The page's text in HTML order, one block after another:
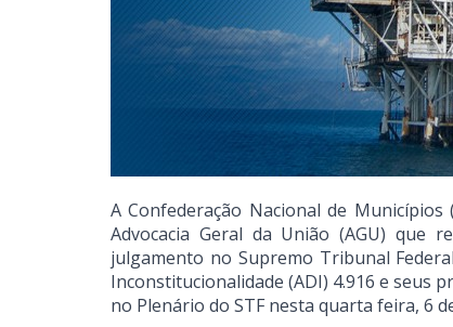
A Confederação Nacional de
Advocacia Geral da União (AGU) que
julgamento no Supremo Tribunal
Inconstitucionalidade (ADI) 4.916 e seus
no Plenário do STF nesta quarta feira, 6